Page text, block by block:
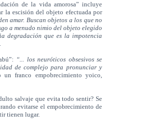
de la vida amorosa” incluye
la escisión del objeto efectuada por
amar. Buscan objetos a los que no
a menudo nimio del objeto elegido
degradación que es la impotencia
“... los neuróticos obsesivos se
de complejo para pronunciar y
un franco empobrecimiento yoico,
salvaje que evita todo sentir? Se
evitarse el empobrecimiento de
tienen lugar.